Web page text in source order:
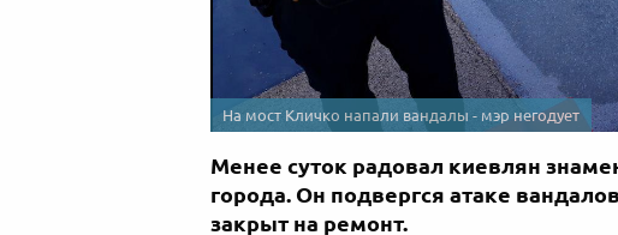
На мост Кличко напали вандалы - мэр негодует
Менее суток радовал киевлян
города. Он подвергся атаке
закрыт на ремонт.